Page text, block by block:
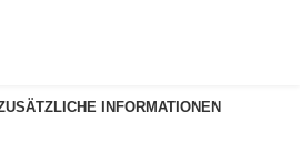
INFORMATIONEN